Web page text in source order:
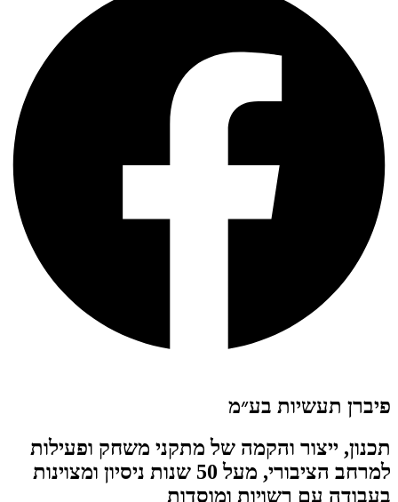
פיברן תעשיות בע״מ
תכנון, ייצור והקמה של מתקני משחק ופעילות
למרחב הציבורי, מעל 50 שנות ניסיון ומצוינות
בעבודה עם רשויות ומוסדות